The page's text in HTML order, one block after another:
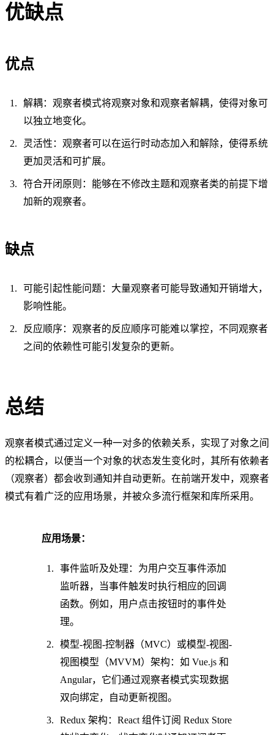
优缺点
优点
解耦：观察者模式将观察对象和观察者解耦，使得对象可
以独立地变化。
灵活性：观察者可以在运行时动态加入和解除，使得系统
更加灵活和可扩展。
符合开闭原则：能够在不修改主题和观察者类的前提下增
加新的观察者。
缺点
可能引起性能问题：大量观察者可能导致通知开销增大，
影响性能。
反应顺序：观察者的反应顺序可能难以掌控，不同观察者
之间的依赖性可能引发复杂的更新。
总结
观察者模式通过定义一种一对多的依赖关系，实现了对象之间
的松耦合，以便当一个对象的状态发生变化时，其所有依赖者
（观察者）都会收到通知并自动更新。在前端开发中，观察者
模式有着广泛的应用场景，并被众多流行框架和库所采用。
应用场景：
事件监听及处理：为用户交互事件添加
监听器，当事件触发时执行相应的回调
函数。例如，用户点击按钮时的事件处
理。
模型-视图-控制器（MVC）或模型-视图-
视图模型（MVVM）架构：如 Vue.js 和
Angular，它们通过观察者模式实现数据
双向绑定，自动更新视图。
Redux 架构：React 组件订阅 Redux Store